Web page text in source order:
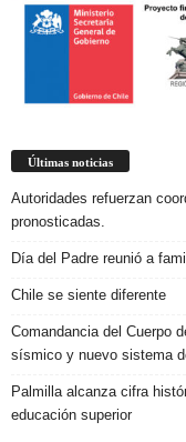
Últimas noticias
Autoridades refuerzan
pronosticadas.
Día del Padre reunió a
Chile se siente diferente
Comandancia del Cuerpo
sísmico y nuevo sistema
Palmilla alcanza cifra
educación superior